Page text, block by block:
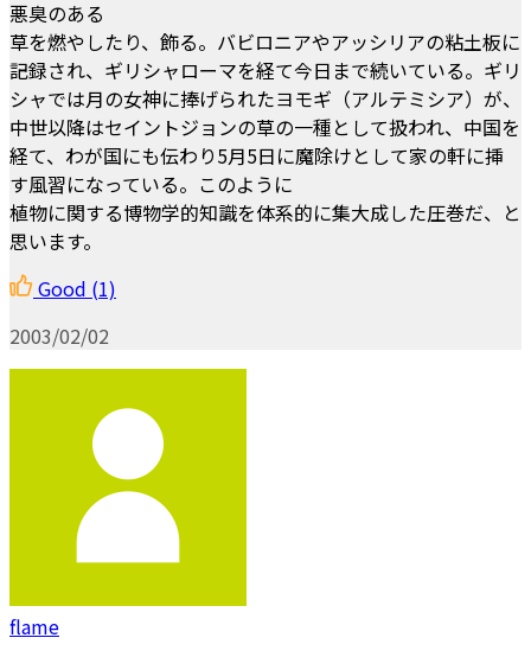
悪臭のある
草を燃やしたり、飾る。バビロニアやアッシリアの粘土板に
記録され、ギリシャローマを経て今日まで続いている。ギリ
シャでは月の女神に捧げられたヨモギ（アルテミシア）が、
中世以降はセイントジョンの草の一種として扱われ、中国を
経て、わが国にも伝わり5月5日に魔除けとして家の軒に挿
す風習になっている。このように
植物に関する博物学的知識を体系的に集大成した圧巻だ、と
思います。
Good (1)
2003/02/02
flame